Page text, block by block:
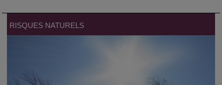
RISQUES NATURELS